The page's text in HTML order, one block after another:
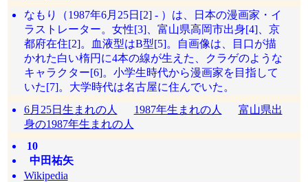
なもり（1987年6月25日[2] - ）は、日本の漫画家・イ
ラストレーター。女性[3]、富山県高岡市出身[4]、京
都府在住[2]。血液型はB型[5]。自画像は、目口が描
かれた白い楕円に4本の線が生えた、クラゲのような
キャラクター[6]。小学生時代から漫画家を目指して
いた[7]。大学時代は名古屋に住んでいた。
6月25日生まれの人
1987年生まれの人
富山県出
身の1987年生まれの人
10
中田祐矢
Wikipedia